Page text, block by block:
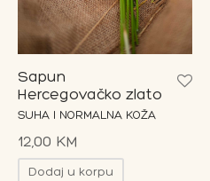
Sapun
Hercegovačko zlato
SUHA I NORMALNA KOŽA
12,00 KM
Dodaj u korpu
Bar
paketi